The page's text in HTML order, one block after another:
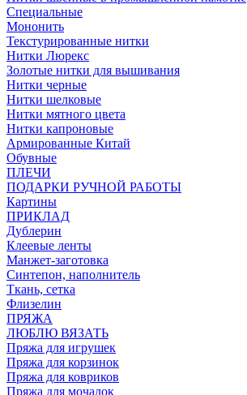
Специальные
Мононить
Текстурированные нитки
Нитки Люрекс
Золотые нитки для вышивания
Нитки черные
Нитки шелковые
Нитки мятного цвета
Нитки капроновые
Армированные Китай
Обувные
ПЛЕЧИ
ПОДАРКИ РУЧНОЙ РАБОТЫ
Картины
ПРИКЛАД
Дублерин
Клеевые ленты
Манжет-заготовка
Синтепон, наполнитель
Ткань, сетка
Флизелин
ПРЯЖА
ЛЮБЛЮ ВЯЗАТЬ
Пряжа для игрушек
Пряжа для корзинок
Пряжа для ковриков
Пряжа для мочалок